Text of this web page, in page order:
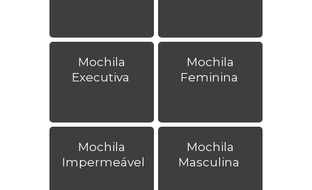
Mochila
Executiva
Mochila
Feminina
Mochila
Impermeável
Mochila
Masculina